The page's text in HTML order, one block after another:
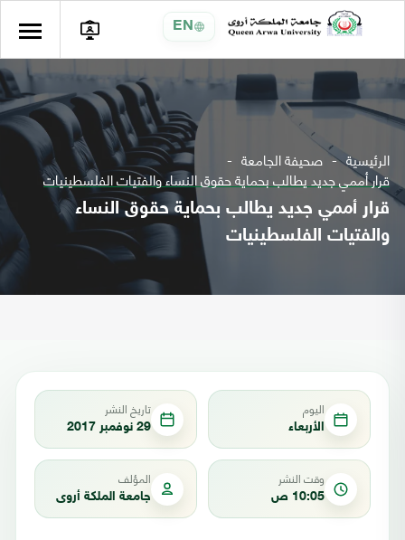
EN
الرئيسية صحيفة الجامعة
قرار أممي جديد يطالب بحماية حقوق النساء والفتيات الفلسطينيات
قرار أممي جديد يطالب بحماية حقوق النساء
والفتيات الفلسطينيات
اليوم
الأربعاء
تاريخ النشر
29 نوفمبر 2017
وقت النشر
10:05 ص
المؤلف
جامعة الملكة أروى